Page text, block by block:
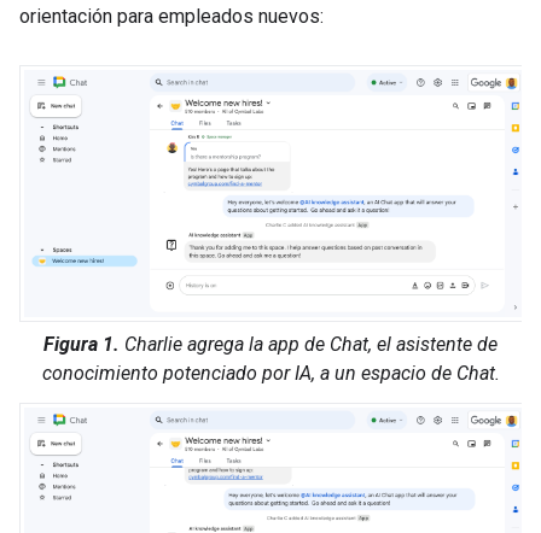
orientación para empleados nuevos:
Figura 1. Charlie agrega la app de Chat, el asistente de
conocimiento potenciado por IA, a un espacio de Chat.